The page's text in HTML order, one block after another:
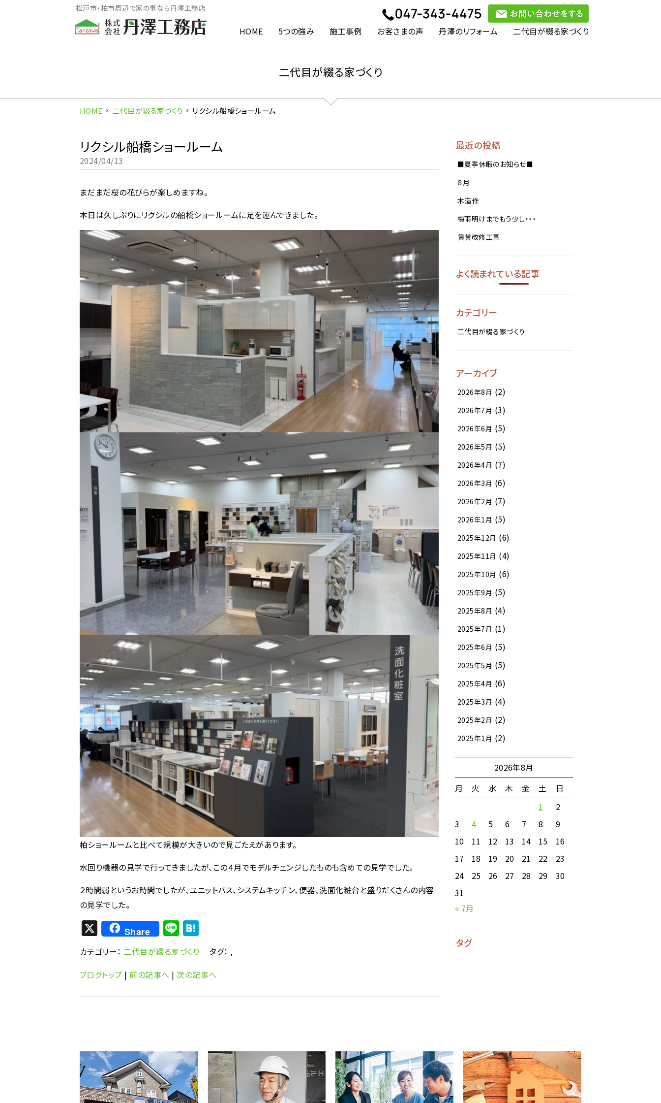
松戸市・柏市周辺で家の事なら丹澤工務店
HOME 5つの強み 施工事例 お客さまの声 丹澤のリフォーム 二代目が綴る家づくり
二代目が綴る家づくり
HOME 二代目が綴る家づくり リクシル船橋ショールーム
リクシル船橋ショールーム
2024/04/13
まだまだ桜の花びらが楽しめますね。
本日は久しぶりにリクシルの船橋ショールームに足を運んできました。
柏ショールームと比べて規模が大きいので見ごたえがあります。
水回り機器の見学で行ってきましたが、この４月でモデルチェンジしたものも含めての見学でした。
２時間弱というお時間でしたが、ユニットバス、システムキッチン、便器、洗面化粧台と盛りだくさんの内容
の見学でした。
X Share Li
n
e
at
n
a
カテゴリー： 二代目が綴る家づくり タグ： ,
ブログトップ |前の記事へ |次の記事へ
最近の投稿
■夏季休暇のお知らせ■
８月
木造作
梅雨明けまでもう少し・・・
賃貸改修工事
よく読まれている記事
カテゴリー
二代目が綴る家づくり
アーカイブ
2026年8月 (2)
2026年7月 (3)
2026年6月 (5)
2026年5月 (5)
2026年4月 (7)
2026年3月 (6)
2026年2月 (7)
2026年1月 (5)
2025年12月 (6)
2025年11月 (4)
2025年10月 (6)
2025年9月 (5)
2025年8月 (4)
2025年7月 (1)
2025年6月 (5)
2025年5月 (5)
2025年4月 (6)
2025年3月 (4)
2025年2月 (2)
2025年1月 (2)
2026年8月
月
火 水 木 金 土
日
1
2
3
4 5 6 7 8
9
10
11 12 13 14 15
16
17
18 19 20 21 22
23
24
25 26 27 28 29
30
31
« 7月
タグ